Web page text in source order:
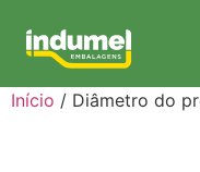
Início / Diâmetro do